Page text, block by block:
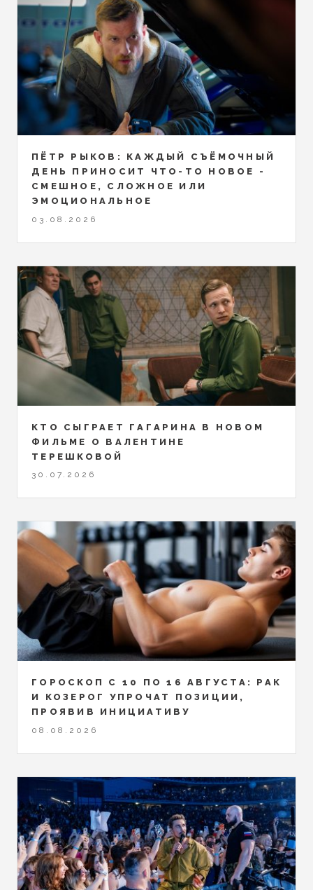
ПЁТР РЫКОВ: КАЖДЫЙ СЪЁМОЧНЫЙ
ДЕНЬ ПРИНОСИТ ЧТО-ТО НОВОЕ -
СМЕШНОЕ, СЛОЖНОЕ ИЛИ
ЭМОЦИОНАЛЬНОЕ
03.08.2026
КТО СЫГРАЕТ ГАГАРИНА В НОВОМ
ФИЛЬМЕ О ВАЛЕНТИНЕ
ТЕРЕШКОВОЙ
30.07.2026
ГОРОСКОП С 10 ПО 16 АВГУСТА: РАК
И КОЗЕРОГ УПРОЧАТ ПОЗИЦИИ,
ПРОЯВИВ ИНИЦИАТИВУ
08.08.2026